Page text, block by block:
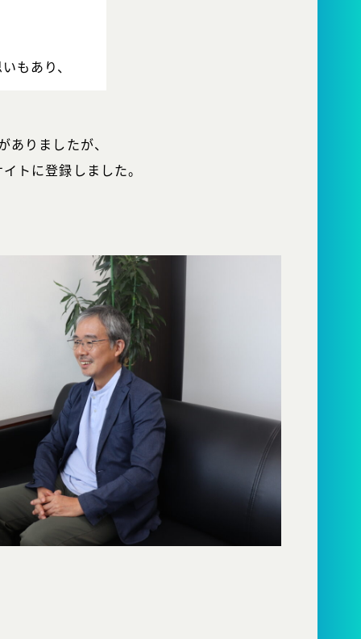
もあり、
りましたが、
トに登録しました。